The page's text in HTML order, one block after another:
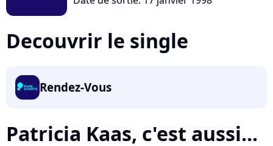
Decouvrir le single
Rendez-Vous
Patricia Kaas, c'est aussi...